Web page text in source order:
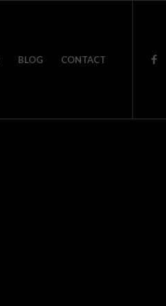
BLOG CONTACT